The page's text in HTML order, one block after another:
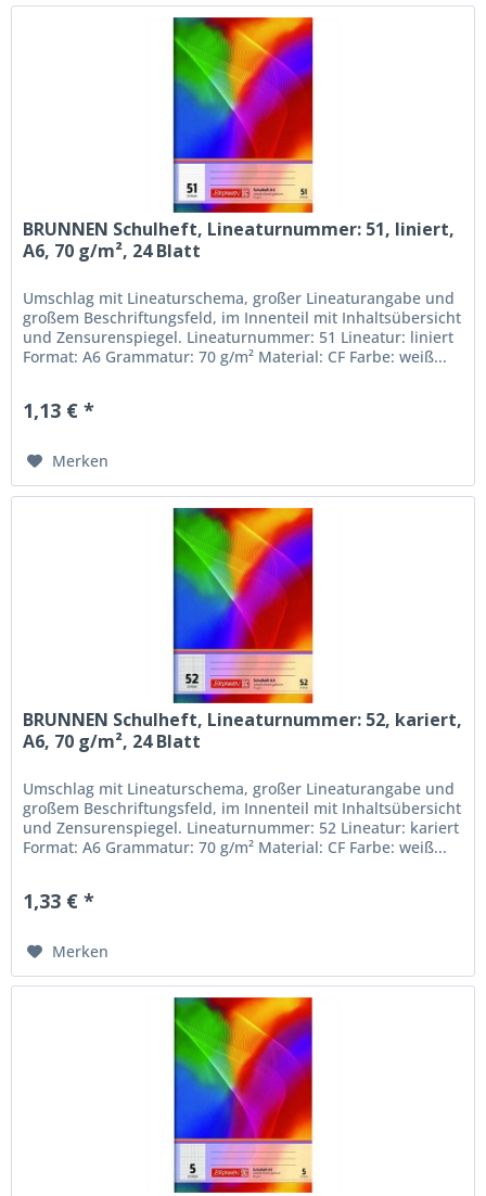
BRUNNEN Schulheft, Lineaturnummer: 51, liniert,
A6, 70 g/m², 24 Blatt
Umschlag mit Lineaturschema, großer Lineaturangabe und
großem Beschriftungsfeld, im Innenteil mit Inhaltsübersicht
und Zensurenspiegel. Lineaturnummer: 51 Lineatur: liniert
Format: A6 Grammatur: 70 g/m² Material: CF Farbe: weiß...
1,13 € *
Merken
BRUNNEN Schulheft, Lineaturnummer: 52, kariert,
A6, 70 g/m², 24 Blatt
Umschlag mit Lineaturschema, großer Lineaturangabe und
großem Beschriftungsfeld, im Innenteil mit Inhaltsübersicht
und Zensurenspiegel. Lineaturnummer: 52 Lineatur: kariert
Format: A6 Grammatur: 70 g/m² Material: CF Farbe: weiß...
1,33 € *
Merken